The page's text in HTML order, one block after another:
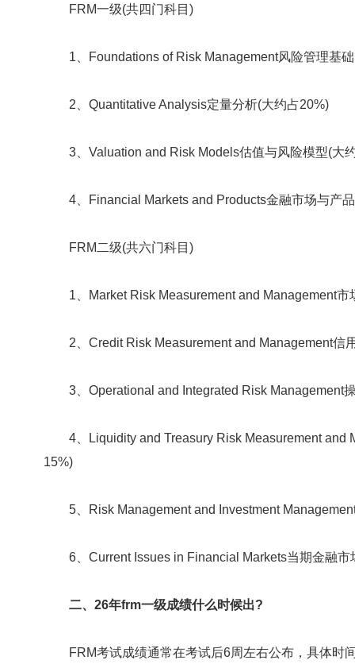
FRM一级(共四门科目)
1、Foundations of Risk Management风险管理基础
2、Quantitative Analysis定量分析(大约占20%)
3、Valuation and Risk Models估值与风险模型(大
4、Financial Markets and Products金融市场与产品
FRM二级(共六门科目)
1、Market Risk Measurement and Management市
2、Credit Risk Measurement and Management信
3、Operational and Integrated Risk Management
4、Liquidity and Treasury Risk Measurement and
15%)
5、Risk Management and Investment
6、Current Issues in Financial Markets当期金融市
二、26年frm一级成绩什么时候出?
FRM考试成绩通常在考试后‌6周左右‌公布，具体时